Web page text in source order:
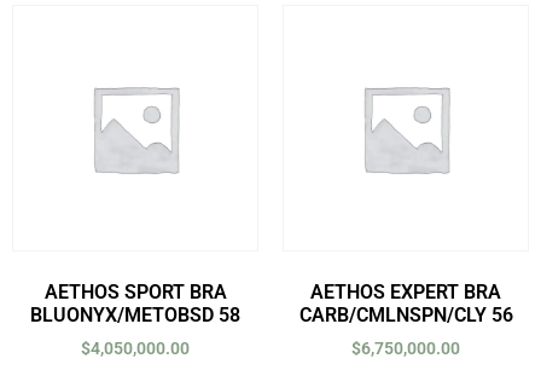
AETHOS SPORT BRA
BLUONYX/METOBSD 58
$4,050,000.00
AETHOS EXPERT BRA
CARB/CMLNSPN/CLY 56
$6,750,000.00